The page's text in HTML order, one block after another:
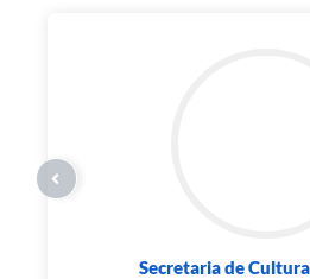
Secretaria de